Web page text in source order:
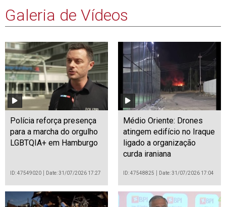
Galeria de Vídeos
Polícia reforça presença
para a marcha do orgulho
LGBTQIA+ em Hamburgo
ID: 47549020 Date: 31/07/2026 17:27
Médio Oriente: Drones
atingem edifício no Iraque
ligado a organização
curda iraniana
ID: 47548825 Date: 31/07/2026 17:04